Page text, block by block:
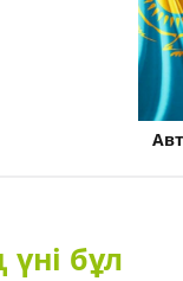
бұл